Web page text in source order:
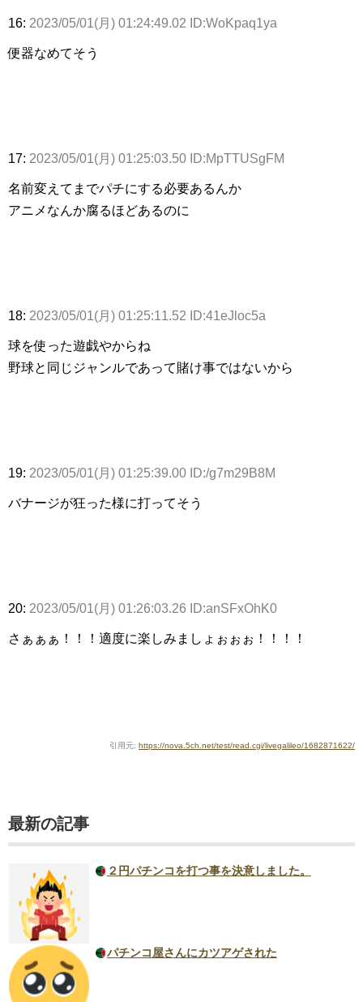
16: 2023/05/01(月) 01:24:49.02 ID:WoKpaq1ya
便器なめてそう
17: 2023/05/01(月) 01:25:03.50 ID:MpTTUSgFM
名前変えてまでパチにする必要あるんか
アニメなんか腐るほどあるのに
18: 2023/05/01(月) 01:25:11.52 ID:41eJloc5a
球を使った遊戯やからね
野球と同じジャンルであって賭け事ではないから
19: 2023/05/01(月) 01:25:39.00 ID:/g7m29B8M
バナージが狂った様に打ってそう
20: 2023/05/01(月) 01:26:03.26 ID:anSFxOhK0
さぁぁぁ！！！適度に楽しみましょぉぉぉ！！！！
引用元: https://nova.5ch.net/test/read.cgi/livegalileo/1682871622/
最新の記事
２円パチンコを打つ事を決意しました。
パチンコ屋さんにカツアゲされた